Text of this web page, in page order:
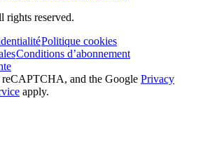
rights reserved.
Politique cookies
Conditions d’abonnement
reCAPTCHA, and the Google Privacy
apply.